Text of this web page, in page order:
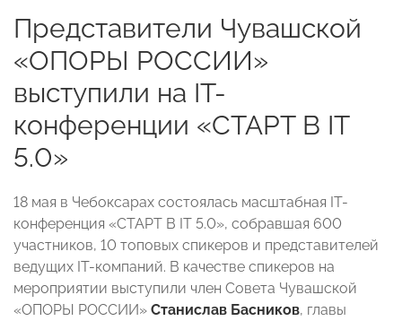
Представители Чувашской
«ОПОРЫ РОССИИ»
выступили на IT-
конференции «СТАРТ В IT
5.0»
18 мая в Чебоксарах состоялась масштабная IT-
конференция «СТАРТ В IT 5.0», собравшая 600
участников, 10 топовых спикеров и представителей
ведущих IT-компаний. В качестве спикеров на
мероприятии выступили член Совета Чувашской
«ОПОРЫ РОССИИ» Станислав Басников, главы